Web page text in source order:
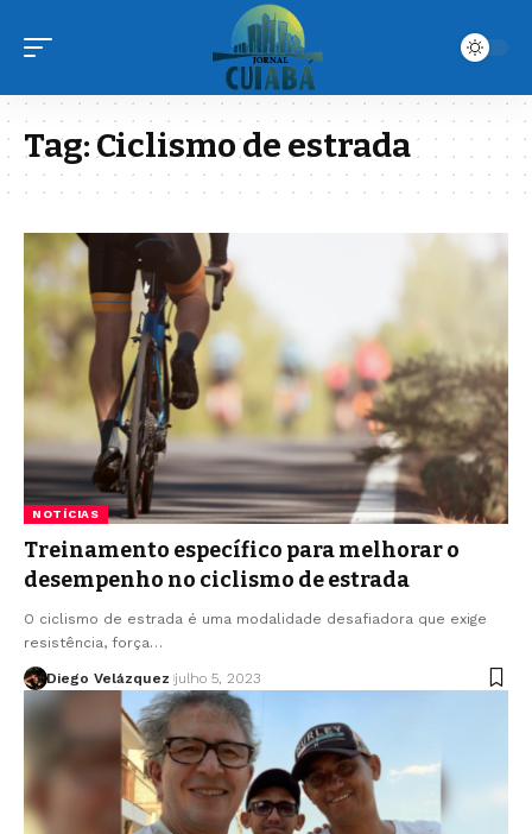
Tag:Ciclismo de estrada
NOTÍCIAS
Treinamento específico para melhorar o
desempenho no ciclismo de estrada
O ciclismo de estrada é uma modalidade desafiadora que exige
resistência, força…
Diego Velázquez julho 5, 2023